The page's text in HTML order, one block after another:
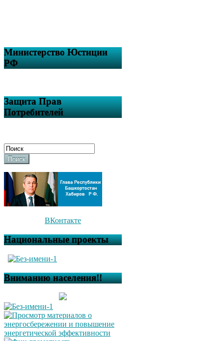
Министерство Юстиции
РФ
Защита Прав
Потребителей
Поиск
ВКонтакте
Национальные проекты
Вниманию населения!!